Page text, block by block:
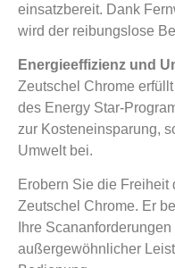
einsatzbereit. Dank
wird der reibungslose
Energieeffizienz und
Zeutschel Chrome
des Energy Star-
zur Kosteneinsparung,
Umwelt bei.
Erobern Sie die Freiheit
Zeutschel Chrome. Er
Ihre
außergewöhnlicher